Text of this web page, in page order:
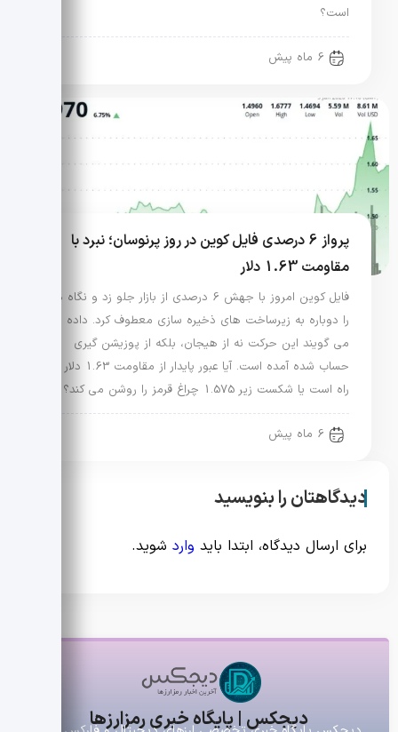
است؟
6 ماه پیش
پرواز 6 درصدی فایل کوین در روز پرنوسان؛ نبرد با
مقاومت 1.63 دلار
فایل کوین امروز با جهش 6 درصدی از بازار جلو زد و نگاه ها
را دوباره به زیرساخت های ذخیره سازی معطوف کرد. داده ها
می گویند این حرکت نه از هیجان، بلکه از پوزیشن گیری
حساب شده آمده است. آیا عبور پایدار از مقاومت 1.63 دلار در
راه است یا شکست زیر 1.575 چراغ قرمز را روشن می کند؟
6 ماه پیش
دیدگاهتان را بنویسید
برای ارسال دیدگاه، ابتدا باید وارد شوید.
دیجکس | پایگاه خبری رمزارزها